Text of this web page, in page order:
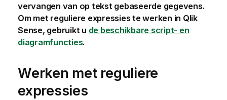
vervangen van op tekst gebaseerde gegevens.
Om met reguliere expressies te werken in Qlik
Sense, gebruikt u de beschikbare script- en
diagramfuncties.
Werken met reguliere
expressies